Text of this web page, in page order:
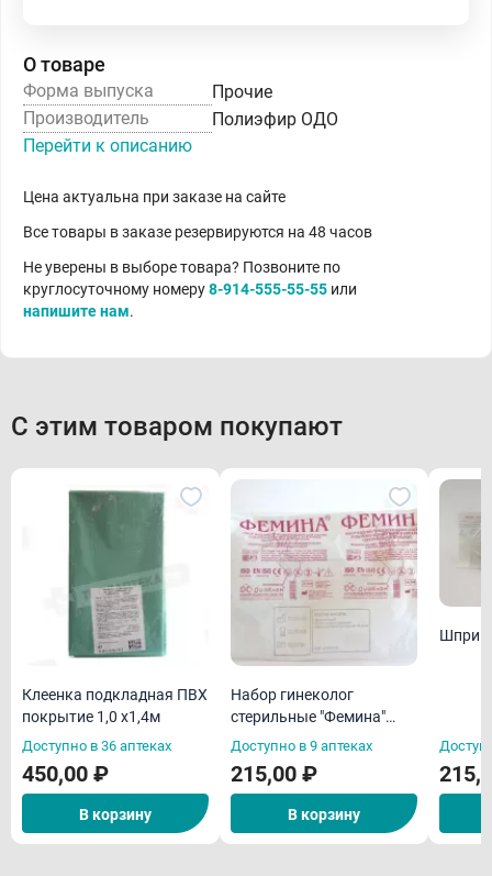
О товаре
Форма выпуска
Прочие
Производитель
Полиэфир ОДО
Перейти к описанию
Цена актуальна при заказе на сайте
Все товары в заказе резервируются на 48 часов
Не уверены в выборе товара? Позвоните по
круглосуточному номеру8-914-555-55-55 или
напишите нам.
С этим товаром покупают
Клеенка подкладная ПВХ
покрытие 1,0 х1,4м
Доступно в 36 аптеках
450,00 ₽
В корзину
Набор гинеколог
стерильные "Фемина"
(зеркало
ложка Фолькмана)
Доступно в 9 аптеках
215,00 ₽
В корзину